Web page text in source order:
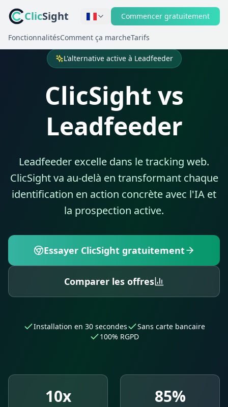
ClicSight Commencer gratuitement
FonctionnalitésComment ça marcheTarifs
L'alternative active à Leadfeeder
ClicSight vs
Leadfeeder
Leadfeeder excelle dans le tracking web.
ClicSight va au-delà en transformant chaque
identification en action concrète avec l'IA et
la prospection active.
Essayer ClicSight gratuitement
Comparer les offres
Installation en 30 secondes
Sans carte bancaire
100% RGPD
10x 85%